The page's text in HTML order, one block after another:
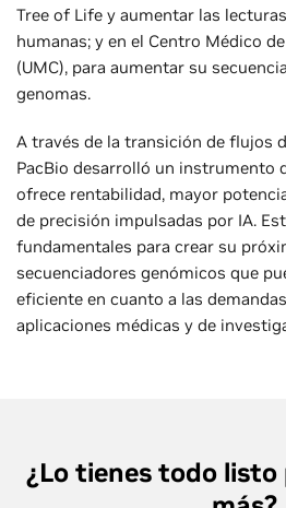
Tree of Life y aumentar las
humanas; y en el Centro Médico
(UMC), para aumentar su
genomas.
A través de la transición de flujos
PacBio desarrolló un instrumento
ofrece rentabilidad, mayor
de precisión impulsadas por IA.
fundamentales para crear su
secuenciadores genómicos que
eficiente en cuanto a las
aplicaciones médicas y de
¿Lo tienes todo